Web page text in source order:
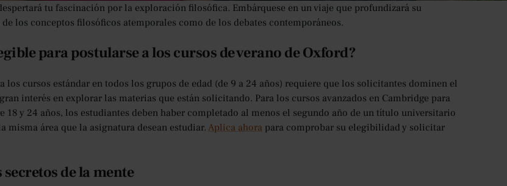
tu fascinación por la exploración filosófica. Embárquese en un viaje que profundizará su
los conceptos filosóficos atemporales como de los debates contemporáneos.
para postularse a los cursos de verano de Oxford?
los cursos estándar en todos los grupos de edad (de 9 a 24 años) requiere que los solicitantes dominen el
interés en explorar las materias que están solicitando. Para los cursos avanzados en Cambridge para
18 y 24 años, los estudiantes deben haber completado al menos el segundo año de un título universitario
misma área que la asignatura desean estudiar. Aplica ahora para comprobar su elegibilidad y solicitar
de la mente